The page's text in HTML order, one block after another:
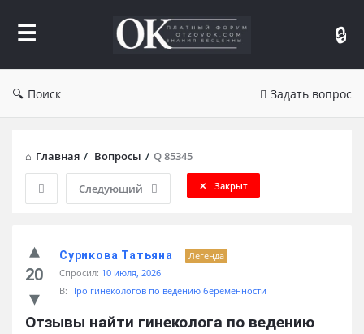
Отзывы
Поиск Задать вопрос
Главная / Вопросы / Q 85345
Следующий Закрыт
20
Сурикова Татьяна
Легенда
Спросил: 10 июля, 2026
В: Про гинекологов по ведению беременности
Отзывы найти гинеколога по ведению